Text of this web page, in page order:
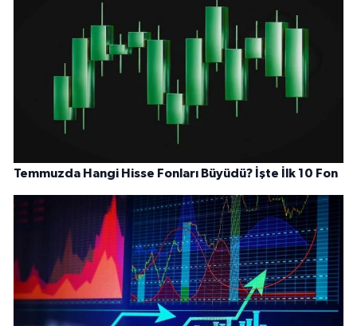
Temmuzda Hangi Hisse Fonları Büyüdü? İşte İlk 10 Fon